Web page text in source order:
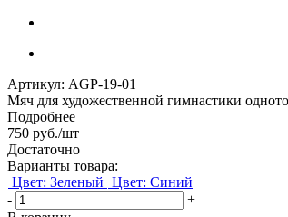
Артикул: AGP-19-01
Мяч для художественной гимнастики
Подробнее
750 руб./шт
Достаточно
Варианты товара:
Цвет: Зеленый Цвет: Синий
-
+